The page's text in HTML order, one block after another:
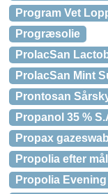
Program Vet
Progræsolie
ProlacSan
ProlacSan Mint
Prontosan
Propanol 35 %
Propax
Propolia efter
Propolia